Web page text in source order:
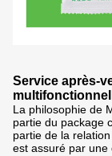
Service après-
La philosophie de
partie du package
partie de la
est assuré par une